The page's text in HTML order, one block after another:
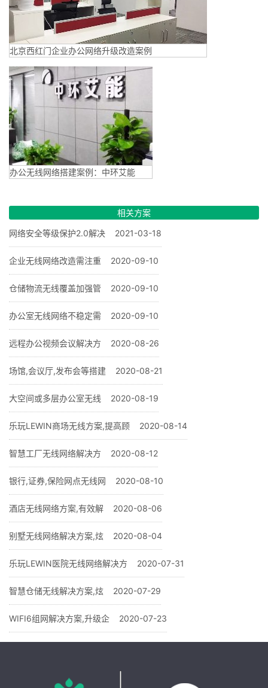
北京西红门企业办公网络升级改造案例
办公无线网络搭建案例：中环艾能
相关方案
网络安全等级保护2.0解决 2021-03-18
企业无线网络改造需注重 2020-09-10
仓储物流无线覆盖加强管 2020-09-10
办公室无线网络不稳定需 2020-09-10
远程办公视频会议解决方 2020-08-26
场馆,会议厅,发布会等搭建 2020-08-21
大空间或多层办公室无线 2020-08-19
乐玩LEWIN商场无线方案,提高顾 2020-08-14
智慧工厂无线网络解决方 2020-08-12
银行,证券,保险网点无线网 2020-08-10
酒店无线网络方案,有效解 2020-08-06
别墅无线网络解决方案,炫 2020-08-04
乐玩LEWIN医院无线网络解决方 2020-07-31
智慧仓储无线解决方案,炫 2020-07-29
WIFI6组网解决方案,升级企 2020-07-23